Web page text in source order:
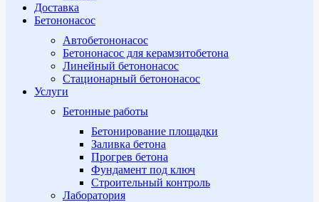
Доставка
Бетононасос
Автобетононасос
Бетононасос для керамзитобетона
Линейный бетононасос
Стационарный бетононасос
Услуги
Бетонные работы
Бетонирование площадки
Заливка бетона
Прогрев бетона
Фундамент под ключ
Строительный контроль
Лаборатория